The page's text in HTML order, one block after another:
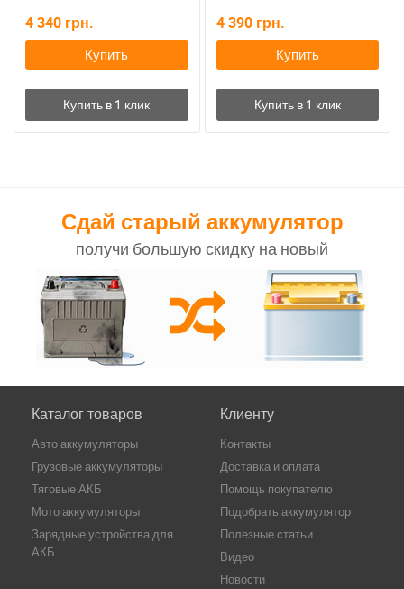
4 340 грн.
Купить
4 390 грн.
Купить
Сдай старый аккумулятор
получи большую скидку на новый
Каталог товаров
Авто аккумуляторы
Грузовые аккумуляторы
Тяговые АКБ
Мото аккумуляторы
Зарядные устройства для
АКБ
Клиенту
Контакты
Доставка и оплата
Помощь покупателю
Подобрать аккумулятор
Полезные статьи
Видео
Новости